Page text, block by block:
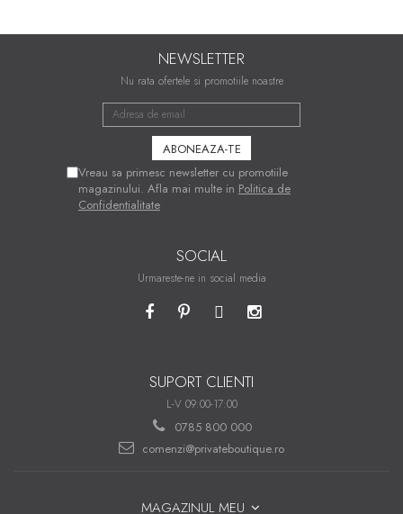
NEWSLETTER
Nu rata ofertele si promotiile noastre
Vreau sa primesc newsletter cu promotiile
magazinului. Afla mai multe in Politica de
Confidentialitate
SOCIAL
Urmareste-ne in social media
SUPORT CLIENTI
L-V 09:00-17:00
0785 800 000
comenzi@privateboutique.ro
MAGAZINUL MEU